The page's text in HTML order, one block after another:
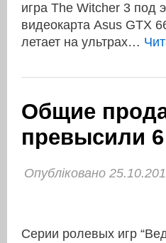
игра The Witcher 3 под
видеокарта Asus GTX
летает на ультрах…
Общие
превысили
Опубліковано
Серии ролевых игр